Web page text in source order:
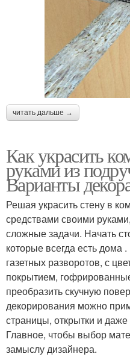
читать дальше →
Как украсить
руками из
Варианты
Решая украсить стену в
средствами своими
сложные задачи. Начать
которые всегда есть
газетных разворотов, с
покрытием,
преобразить скучную
декорирования можно
страницы, открытки и
Главное, чтобы выбор
замыслу дизайнера.